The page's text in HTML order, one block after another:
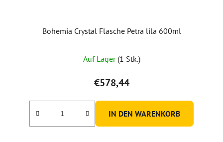
Bohemia Crystal Flasche Petra lila 600ml
Auf Lager (1 Stk.)
€578,44
IN DEN WARENKORB